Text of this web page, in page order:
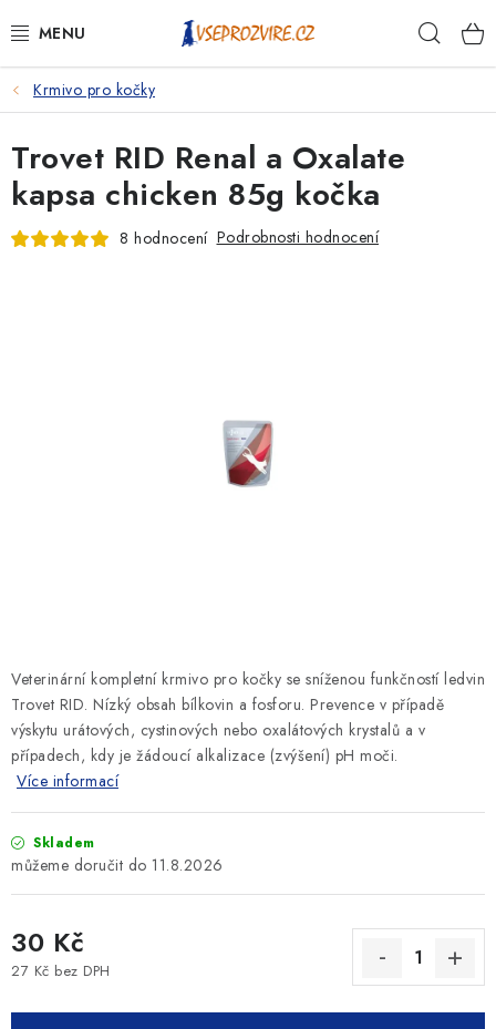
na
PSI
KOČKY
KONĚ
KRÁLÍCI/HLODAVCI/PTÁCI
Krmivo pro kočky
Veterinární kompletní krmivo pro kočky se sníženou funkčností ledvin
Trovet RID. Nízký obsah bílkovin a fosforu. Prevence v případě
výskytu urátových, cystinových nebo oxalátových krystalů a v
případech, kdy je žádoucí alkalizace (zvýšení) pH moči.
Více informací
Skladem
11.8.2026
30 Kč
27 Kč bez DPH
Trovet RID Renal a Oxalate
kapsa chicken 85g kočka
8 hodnocení Podrobnosti hodnocení